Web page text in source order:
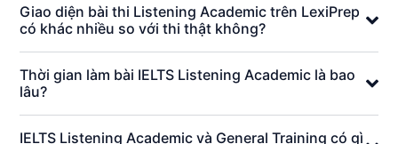
Giao diện bài thi Listening Academic trên LexiPrep
có khác nhiều so với thi thật không?
Thời gian làm bài IELTS Listening Academic là bao
lâu?
IELTS Listening Academic và General Training có gì